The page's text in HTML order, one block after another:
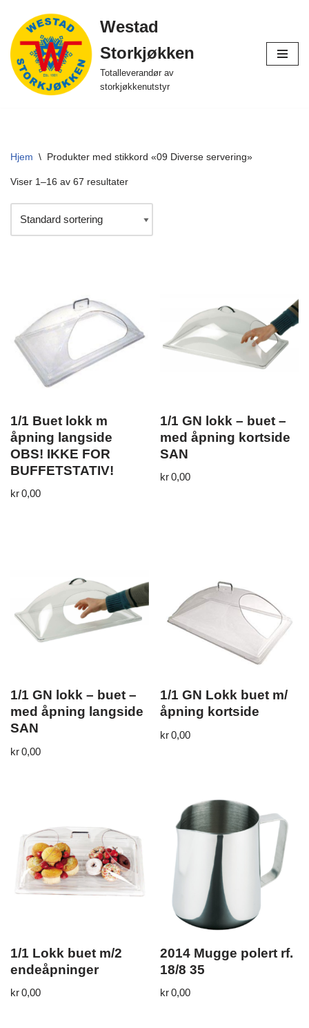
Hopp
til
innholdet
Westad
Storkjøkken
Totalleverandør av
storkjøkkenutstyr
Hjem \ Produkter med stikkord «09 Diverse servering»
Viser 1–16 av 67 resultater
1/1 Buet lokk m
åpning langside
OBS! IKKE FOR
BUFFETSTATIV!
kr0,00
1/1 GN lokk – buet –
med åpning kortside
SAN
kr0,00
1/1 GN lokk – buet –
med åpning langside
SAN
kr0,00
1/1 GN Lokk buet m/
åpning kortside
kr0,00
1/1 Lokk buet m/2
endeåpninger
kr0,00
2014 Mugge polert rf.
18/8 35
kr0,00